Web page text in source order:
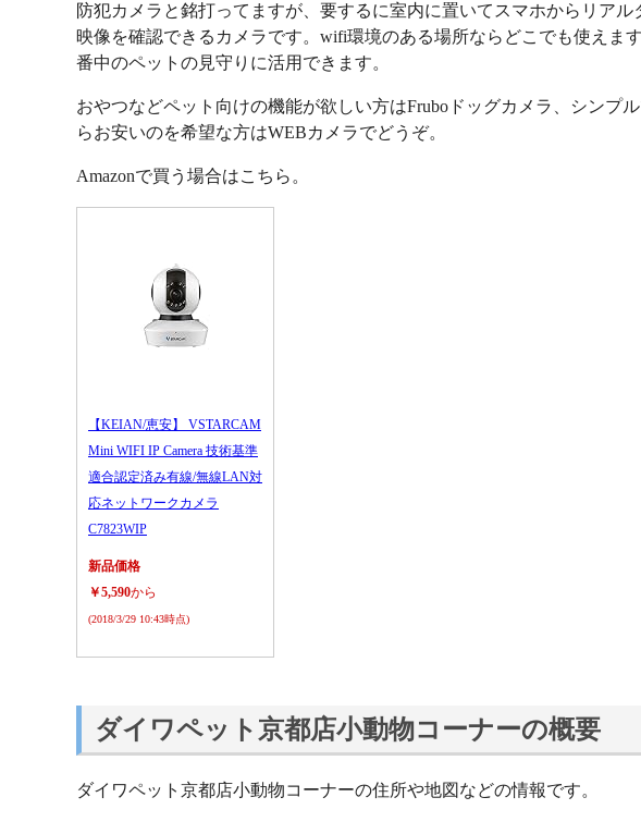
防犯カメラと銘打ってますが、要するに室内に置いてスマホからリアル
映像を確認できるカメラです。wifi環境のある場所ならどこでも使えま
番中のペットの見守りに活用できます。
おやつなどペット向けの機能が欲しい方はFruboドッグカメラ、シンプ
らお安いのを希望な方はWEBカメラでどうぞ。
Amazonで買う場合はこちら。
【KEIAN/恵安】 VSTARCAM
Mini WIFI IP Camera 技術基準
適合認定済み有線/無線LAN対
応ネットワークカメラ
C7823WIP
新品価格
￥5,590から
(2018/3/29 10:43時点)
ダイワペット京都店小動物コーナーの概要
ダイワペット京都店小動物コーナーの住所や地図などの情報です。